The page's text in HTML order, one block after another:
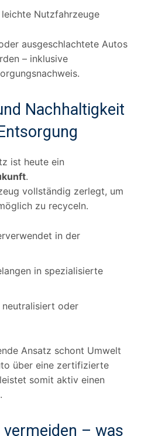
leichte Nutzfahrzeuge
ausgeschlachtete Autos
– inklusive
Nachhaltigkeit
ist heute ein
.
vollständig zerlegt, um
zu recyceln.
in der
in spezialisierte
neutralisiert oder
Ansatz schont Umwelt
über eine zertifizierte
somit aktiv einen
– was